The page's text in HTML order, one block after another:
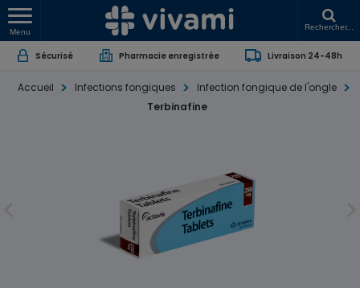
Menu
Rechercher...
Sécurisé Pharmacie enregistrée Livraison 24-48h
Accueil Infections fongiques
Infection fongique de l'ongle
Terbinafine